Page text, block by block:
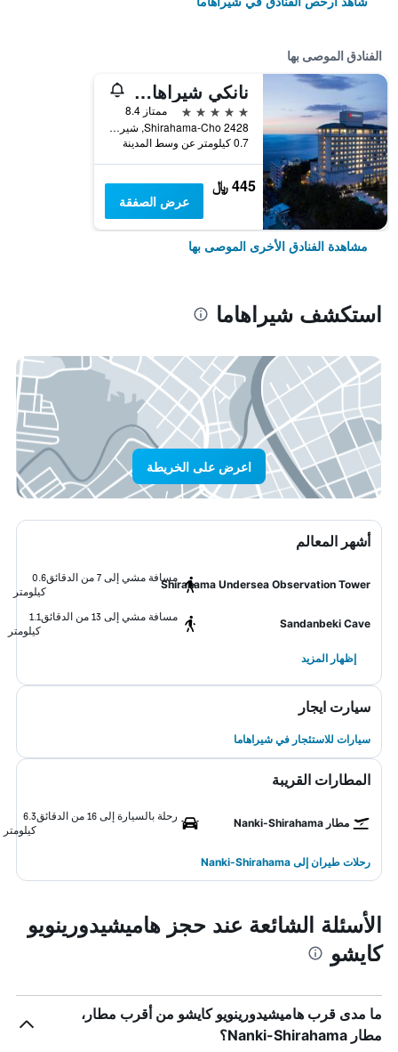
الفنادق الموصى بها
نانكي شيراهاما ماريوت هوتل
5 نجوم
ممتاز 8.4
2428 Shirahama-Cho, شيراهاما, اليابان
0.7 كيلومتر عن وسط المدينة
445 ﷼
عرض الصفقة
مشاهدة الفنادق الأخرى الموصى بها
استكشف شيراهاما
اعرض على الخريطة
أشهر المعالم
Shirahama Undersea Observation Tower
مسافة مشي إلى 7 من الدقائق
0.6
كيلومتر
Sandanbeki Cave
مسافة مشي إلى 13 من الدقائق
1.1
كيلومتر
إظهار المزيد
سيارت ايجار
سيارات للاستئجار في شيراهاما
المطارات القريبة
مطار Nanki-Shirahama
رحلة بالسيارة إلى 16 من الدقائق
6.3
كيلومتر
رحلات طيران إلى Nanki-Shirahama
الأسئلة الشائعة عند حجز هاميشيدورينويو
كايشو
ما مدى قرب هاميشيدورينويو كايشو من أقرب مطار،
مطار Nanki-Shirahama؟